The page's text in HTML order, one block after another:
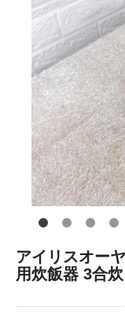
アイリスオー
用炊飯器 3合